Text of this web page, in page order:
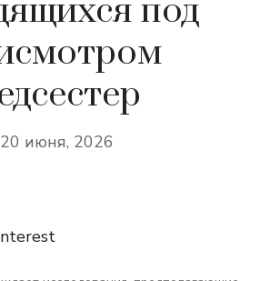
под
20 июня, 2026